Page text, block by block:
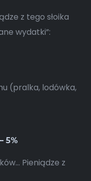
z tego słoika
wydatki”:
(pralka, lodówka,
5%
Pieniądze z